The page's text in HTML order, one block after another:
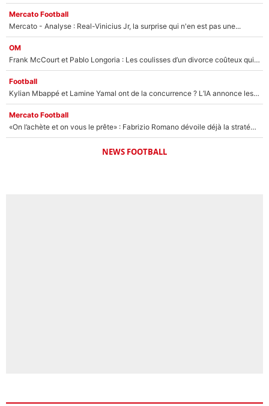
Mercato Football
Mercato - Analyse : Real-Vinicius Jr, la surprise qui n'en est pas une...
OM
Frank McCourt et Pablo Longoria : Les coulisses d’un divorce coûteux qui ruine l’OM à petit feu…
Football
Kylian Mbappé et Lamine Yamal ont de la concurrence ? L’IA annonce les 5 joueurs qui vont dominer le football dans les années à venir !
Mercato Football
«On l’achète et on vous le prête» : Fabrizio Romano dévoile déjà la stratégie du PSG avec le transfert de Zion Suzuki !
NEWS FOOTBALL